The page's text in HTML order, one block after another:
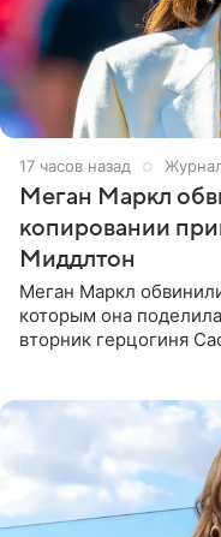
17 часов назад
Меган Маркл
копировании
Миддлтон
Меган Маркл
которым она
вторник герцогиня